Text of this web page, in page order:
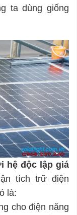
ta dùng giống
hệ độc lập giá
tích trữ điện
là:
cho điện năng